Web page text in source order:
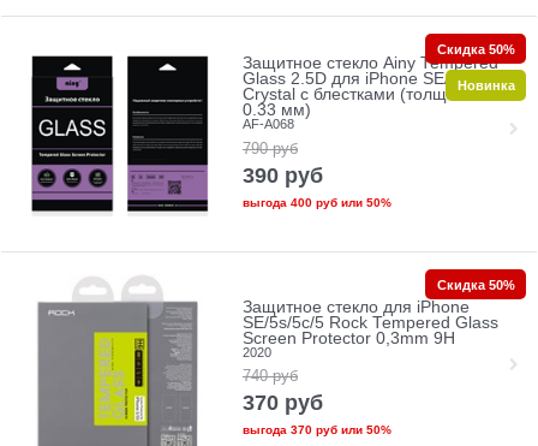
Защитное стекло Ainy Tempered
Glass 2.5D для iPhone SE/5/5c/5s
Crystal с блестками (толщина
0.33 мм)
AF-A068
790 руб
390 руб
выгода 400 рубили 50%
Скидка 50%
Новинка
Защитное стекло для iPhone
SE/5s/5с/5 Rock Tempered Glass
Screen Protector 0,3mm 9H
2020
740 руб
370 руб
выгода 370 рубили 50%
Скидка 50%